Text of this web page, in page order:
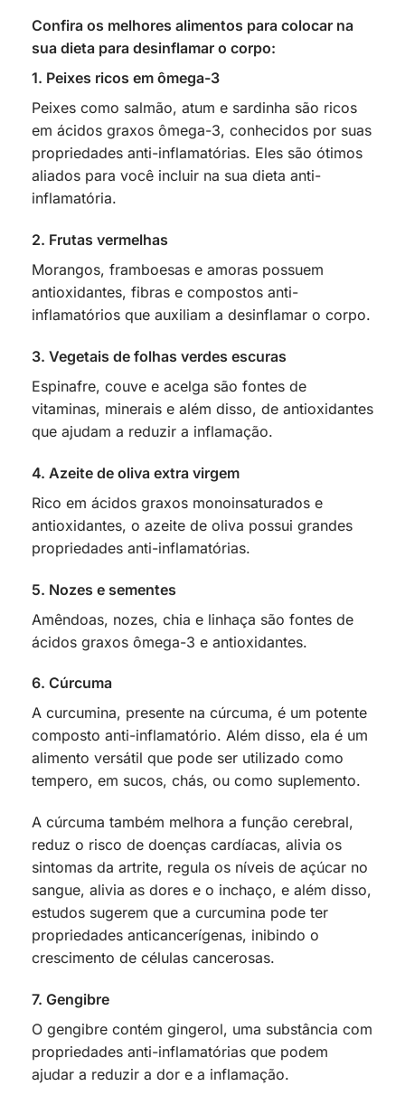
Confira os melhores alimentos para colocar na
sua dieta para desinflamar o corpo:
1. Peixes ricos em ômega-3
Peixes como salmão, atum e sardinha são ricos
em ácidos graxos ômega-3, conhecidos por suas
propriedades anti-inflamatórias. Eles são ótimos
aliados para você incluir na sua dieta anti-
inflamatória.
2. Frutas vermelhas
Morangos, framboesas e amoras possuem
antioxidantes, fibras e compostos anti-
inflamatórios que auxiliam a desinflamar o corpo.
3. Vegetais de folhas verdes escuras
Espinafre, couve e acelga são fontes de
vitaminas, minerais e além disso, de antioxidantes
que ajudam a reduzir a inflamação.
4. Azeite de oliva extra virgem
Rico em ácidos graxos monoinsaturados e
antioxidantes, o azeite de oliva possui grandes
propriedades anti-inflamatórias.
5. Nozes e sementes
Amêndoas, nozes, chia e linhaça são fontes de
ácidos graxos ômega-3 e antioxidantes.
6. Cúrcuma
A curcumina, presente na cúrcuma, é um potente
composto anti-inflamatório. Além disso, ela é um
alimento versátil que pode ser utilizado como
tempero, em sucos, chás, ou como suplemento.
A cúrcuma também melhora a função cerebral,
reduz o risco de doenças cardíacas, alivia os
sintomas da artrite, regula os níveis de açúcar no
sangue, alivia as dores e o inchaço, e além disso,
estudos sugerem que a curcumina pode ter
propriedades anticancerígenas, inibindo o
crescimento de células cancerosas.
7. Gengibre
O gengibre contém gingerol, uma substância com
propriedades anti-inflamatórias que podem
ajudar a reduzir a dor e a inflamação.